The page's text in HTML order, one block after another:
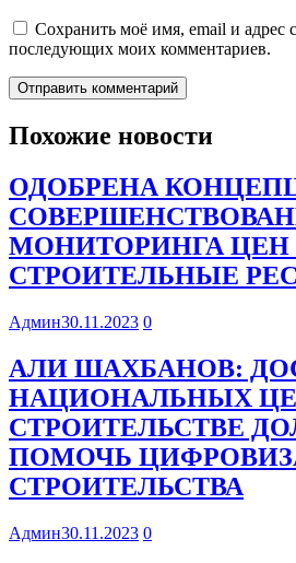
Сохранить моё имя, email и адрес
последующих моих комментариев.
Похожие новости
ОДОБРЕНА
МОНИТОРИНГА ЦЕН
СТРОИТЕЛЬНЫЕ
Админ30.11.2023 0
АЛИ ШАХБАНОВ:
НАЦИОНАЛЬНЫХ
СТРОИТЕЛЬСТВЕ
ПОМОЧЬ
СТРОИТЕЛЬСТВА
Админ30.11.2023 0